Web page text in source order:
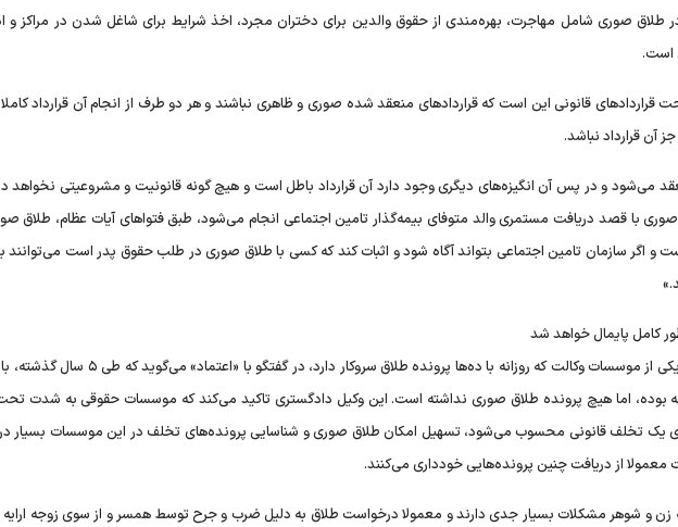
طلاق صوری شامل مهاجرت، بهره‌مندی از حقوق والدین برای دختران مجرد، اخذ شرایط برای شاغل شدن در مراکز و
است.
قانونی این است که قرارداد‌های منعقد شده صوری و ظاهری نباشند و هر دو طرف از انجام آن قرارداد
آن قرارداد نباشد.
می‌شود و در پس آن انگیزه‌های دیگری وجود دارد آن قرارداد باطل است و هیچ گونه قانونیت و مشروعیتی نخواهد
با قصد دریافت مستمری والد متوفای بیمه‌گذار تامین اجتماعی انجام می‌شود، طبق فتوا‌های آیات عظام، طلاق
و اگر سازمان تامین اجتماعی بتواند آگاه شود و اثبات کند که کسی با طلاق صوری در طلب حقوق پدر است می‌توانند
کامل پایمال خواهد شد
یک وکیل دادگستری شاغل در یکی از موسسات وکالت که روزانه با ده‌ها پرونده طلاق سروکار دارد،
بوده، اما هیچ پرونده طلاق صوری نداشته است. این وکیل دادگستری تاکید می‌کند که موسسات حقوقی به شدت
یک تخلف قانونی محسوب می‌شود، تسهیل امکان طلاق صوری و شناسایی پرونده‌های تخلف در این موسسات بسیار
معمولا از دریافت چنین پرونده‌هایی خودداری می‌کنند.
زن و شوهر مشکلات بسیار جدی دارند و معمولا درخواست طلاق به دلیل ضرب و جرح توسط همسر و از سوی زوجه